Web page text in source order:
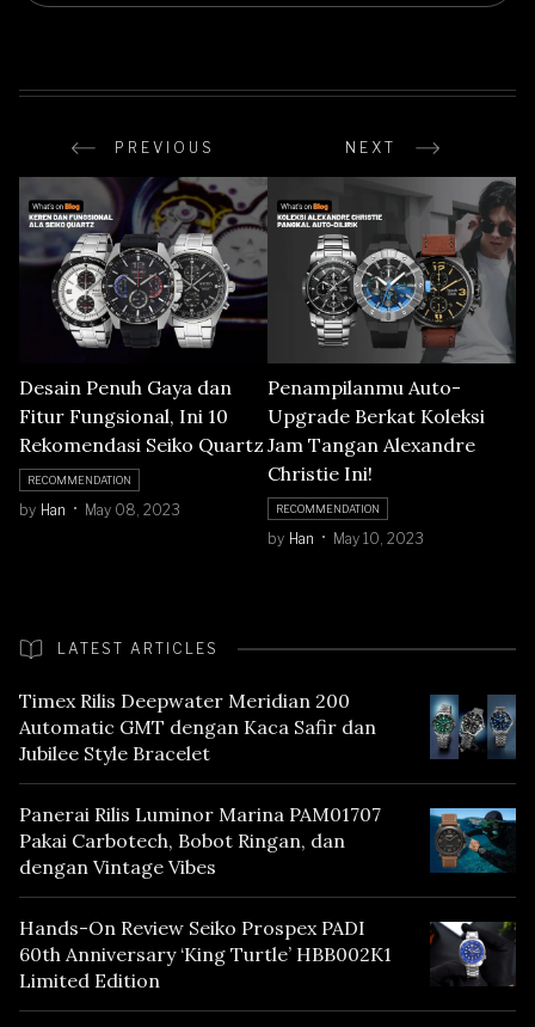
PREVIOUS NEXT
Desain Penuh Gaya dan
Fitur Fungsional, Ini 10
Rekomendasi Seiko Quartz
RECOMMENDATION
by Han May 08, 2023
Penampilanmu Auto-
Upgrade Berkat Koleksi
Jam Tangan Alexandre
Christie Ini!
RECOMMENDATION
by Han May 10, 2023
LATEST ARTICLES
Timex Rilis Deepwater Meridian 200
Automatic GMT dengan Kaca Safir dan
Jubilee Style Bracelet
Panerai Rilis Luminor Marina PAM01707
Pakai Carbotech, Bobot Ringan, dan
dengan Vintage Vibes
Hands-On Review Seiko Prospex PADI
60th Anniversary ‘King Turtle’ HBB002K1
Limited Edition